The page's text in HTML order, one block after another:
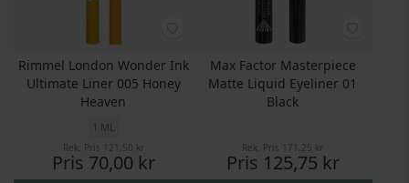
Rimmel London Wonder Ink
Ultimate Liner 005 Honey
Heaven
1 ML
Rek. Pris 121,50 kr
Pris 70,00 kr
Max Factor Masterpiece
Matte Liquid Eyeliner 01
Black
Rek. Pris 171,25 kr
Pris 125,75 kr